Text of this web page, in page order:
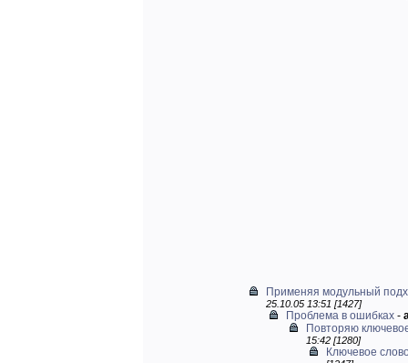
Применяя модульный
25.10.05 13:51 [1427]
Проблема в ошибках -
Повторяю
15:42 [1280]
Ключевое